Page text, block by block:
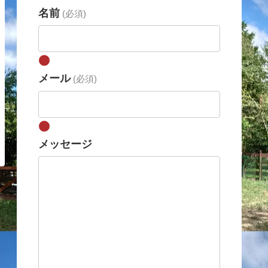
名前 (必須)
メール (必須)
メッセージ